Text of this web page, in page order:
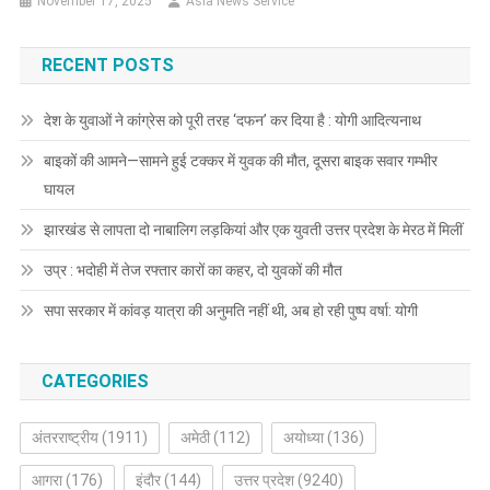
RECENT POSTS
देश के युवाओं ने कांग्रेस को पूरी तरह ‘दफन’ कर दिया है : योगी आदित्यनाथ
बाइकों की आमने—सामने हुई टक्कर में युवक की मौत, दूसरा बाइक सवार गम्भीर
घायल
झारखंड से लापता दो नाबालिग लड़कियां और एक युवती उत्तर प्रदेश के मेरठ में मिलीं
उप्र : भदोही में तेज रफ्तार कारों का कहर, दो युवकों की मौत
सपा सरकार में कांवड़ यात्रा की अनुमति नहीं थी, अब हो रही पुष्प वर्षा: योगी
CATEGORIES
अंतरराष्ट्रीय(1911) अमेठी(112) अयोध्या(136)
आगरा(176) इंदौर(144) उत्तर प्रदेश(9240)